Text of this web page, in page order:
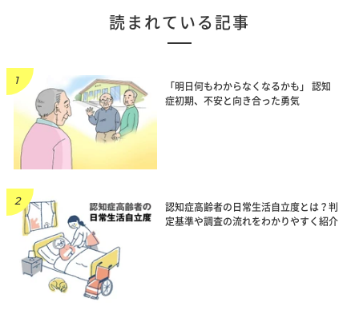
読まれている記事
「明日何もわからなくなるかも」 認知
症初期、不安と向き合った勇気
認知症高齢者の日常生活自立度とは？判
定基準や調査の流れをわかりやすく紹介